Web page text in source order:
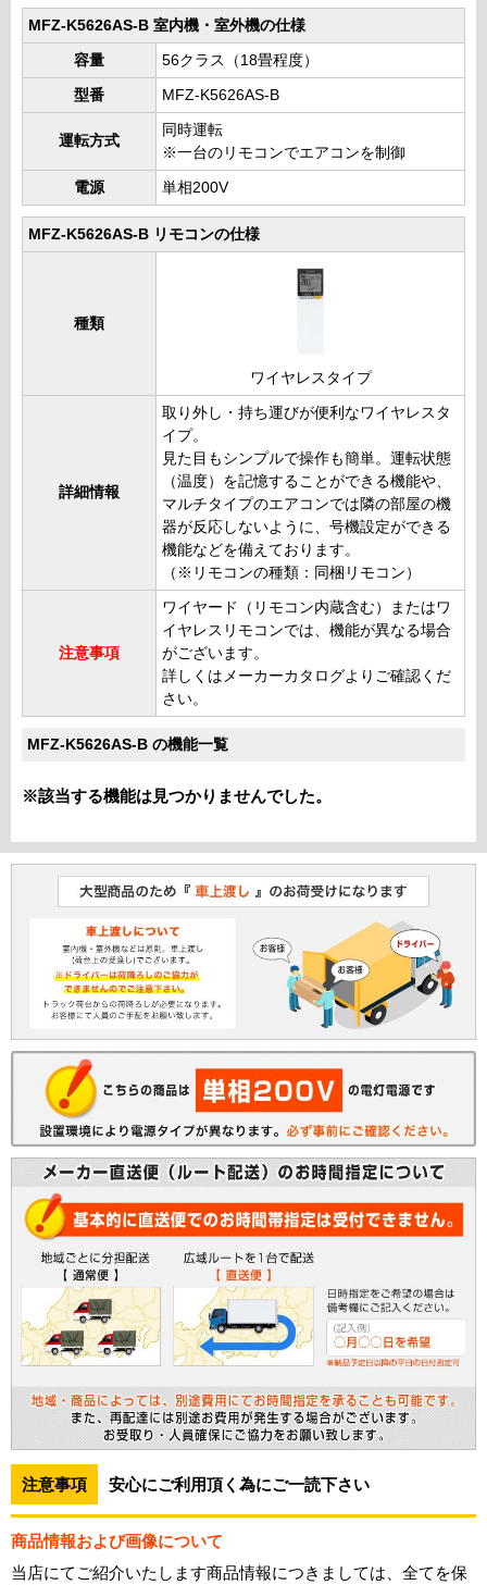
MFZ-K5626AS-B 室内機・室外機の仕様
容量 56クラス（18畳程度）
型番 MFZ-K5626AS-B
運転方式
同時運転
※一台のリモコンでエアコンを制御
電源 単相200V
MFZ-K5626AS-B リモコンの仕様
種類
ワイヤレスタイプ
詳細情報
取り外し・持ち運びが便利なワイヤレスタ
イプ。
見た目もシンプルで操作も簡単。運転状態
（温度）を記憶することができる機能や、
マルチタイプのエアコンでは隣の部屋の機
器が反応しないように、号機設定ができる
機能などを備えております。
（※リモコンの種類：同梱リモコン）
注意事項
ワイヤード（リモコン内蔵含む）またはワ
イヤレスリモコンでは、機能が異なる場合
がございます。
詳しくはメーカーカタログよりご確認くだ
さい。
MFZ-K5626AS-B の機能一覧
※該当する機能は見つかりませんでした。
注意事項 安心にご利用頂く為にご一読下さい
商品情報および画像について
当店にてご紹介いたします商品情報につきましては、全てを保